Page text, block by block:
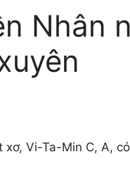
Nhân
xơ, Vi-Ta-Min C, A,